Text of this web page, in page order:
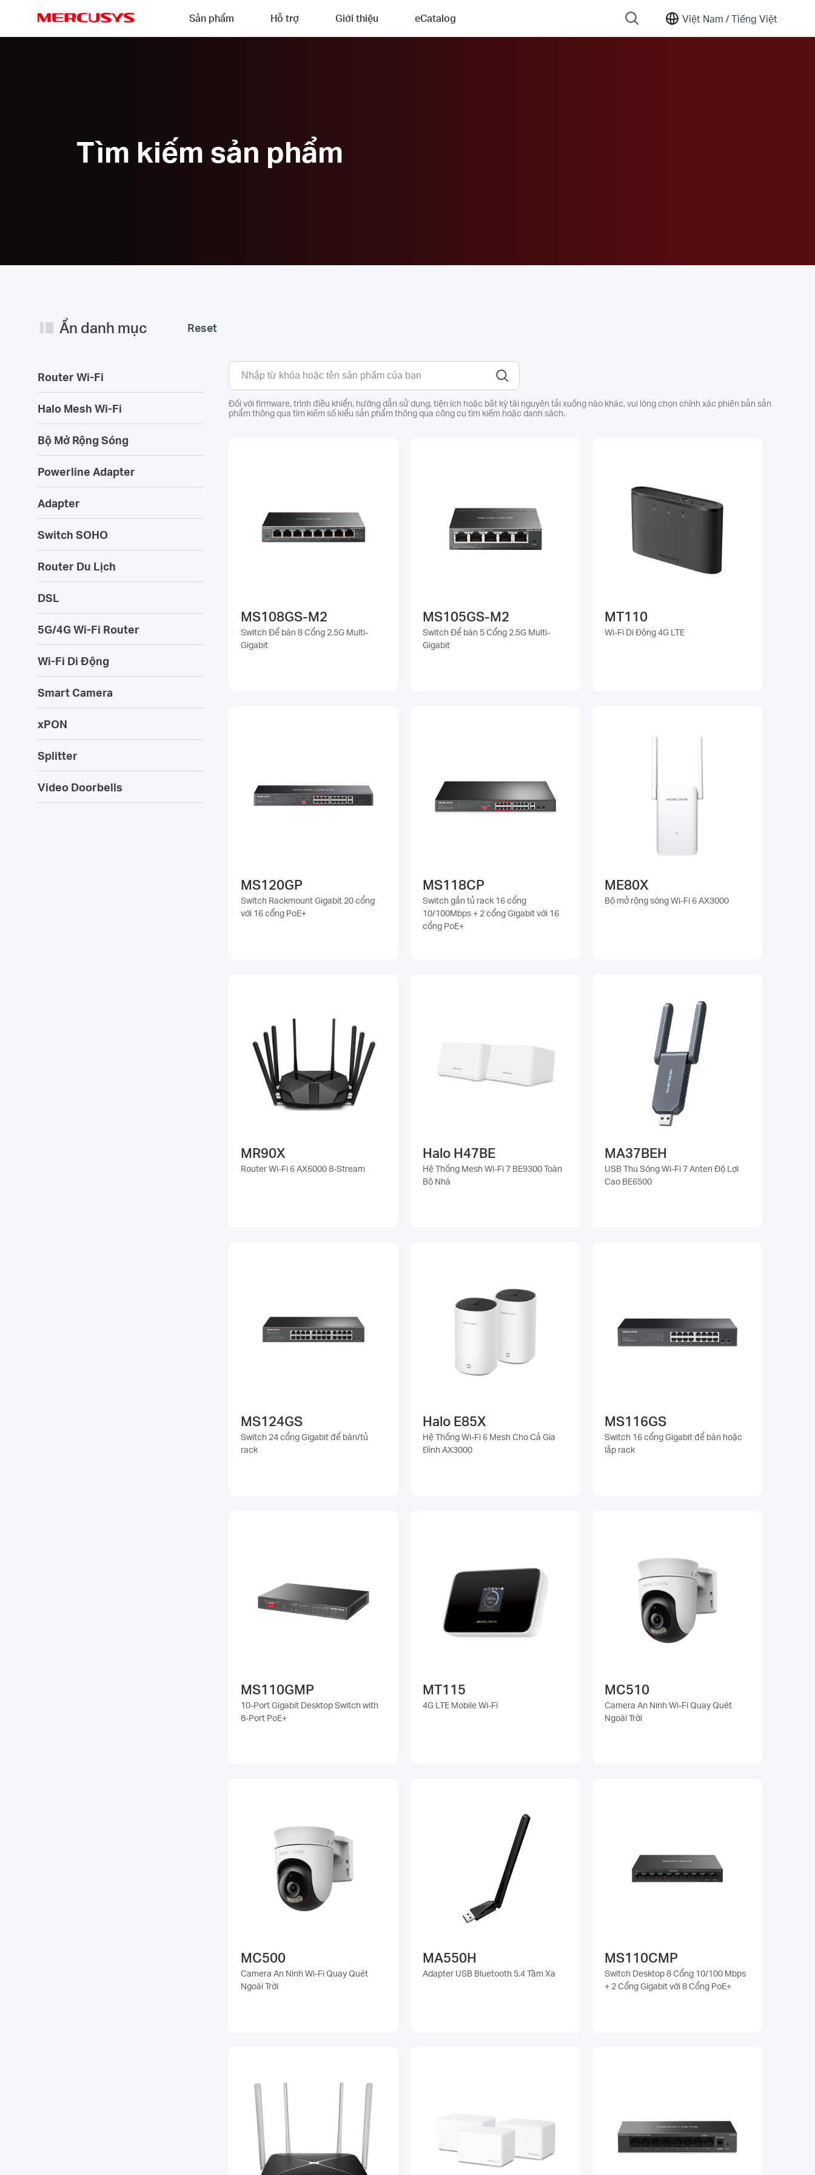
Việt Nam /Tiếng Việt
Sản phẩm Hỗ trợ Giới thiệu eCatalog
Tìm kiếm sản phẩm
Ẩn danh mục Reset
Router Wi-Fi
Halo Mesh Wi-Fi
Bộ Mở Rộng Sóng
Powerline Adapter
Adapter
Switch SOHO
Router Du Lịch
DSL
5G/4G Wi-Fi Router
Wi-Fi Di Động
Smart Camera
xPON
Splitter
Video Doorbells
Đối với firmware, trình điều khiển, hướng dẫn sử dụng, tiện ích hoặc bất kỳ tài nguyên tải xuống nào khác, vui lòng chọn chính xác phiên bản sản
phẩm thông qua tìm kiếm số kiểu sản phẩm thông qua công cụ tìm kiếm hoặc danh sách.
MS108GS-M2
Switch Để bàn 8 Cổng 2.5G Multi-
Gigabit
MS105GS-M2
Switch Để bàn 5 Cổng 2.5G Multi-
Gigabit
MT110
Wi-Fi Di Động 4G LTE
MS120GP
Switch Rackmount Gigabit 20 cổng
với 16 cổng PoE+
MS118CP
Switch gắn tủ rack 16 cổng
10/100Mbps + 2 cổng Gigabit với 16
cổng PoE+
ME80X
Bộ mở rộng sóng Wi-Fi 6 AX3000
MR90X
Router Wi-Fi 6 AX6000 8-Stream
Halo H47BE
Hệ Thống Mesh Wi‑Fi 7 BE9300 Toàn
Bộ Nhà
MA37BEH
USB Thu Sóng Wi-Fi 7 Anten Độ Lợi
Cao BE6500
MS124GS
Switch 24 cổng Gigabit để bàn/tủ
rack
Halo E85X
Hệ Thống Wi-Fi 6 Mesh Cho Cả Gia
Đình AX3000
MS116GS
Switch 16 cổng Gigabit để bàn hoặc
lắp rack
MS110GMP
10-Port Gigabit Desktop Switch with
8-Port PoE+
MT115
4G LTE Mobile Wi-Fi
MC510
Camera An Ninh Wi-Fi Quay Quét
Ngoài Trời
MC500
Camera An Ninh Wi-Fi Quay Quét
Ngoài Trời
MA550H
Adapter USB Bluetooth 5.4 Tầm Xa
MS110CMP
Switch Desktop 8 Cổng 10/100 Mbps
+ 2 Cổng Gigabit với 8 Cổng PoE+